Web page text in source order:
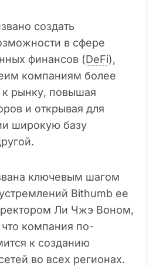
создать
в сфере
финансов (DeFi),
компаниям более
рынку, повышая
и открывая для
широкую базу
ключевым шагом
Bithumb ее
Ли Чжэ Воном,
компания по-
к созданию
во всех регионах.